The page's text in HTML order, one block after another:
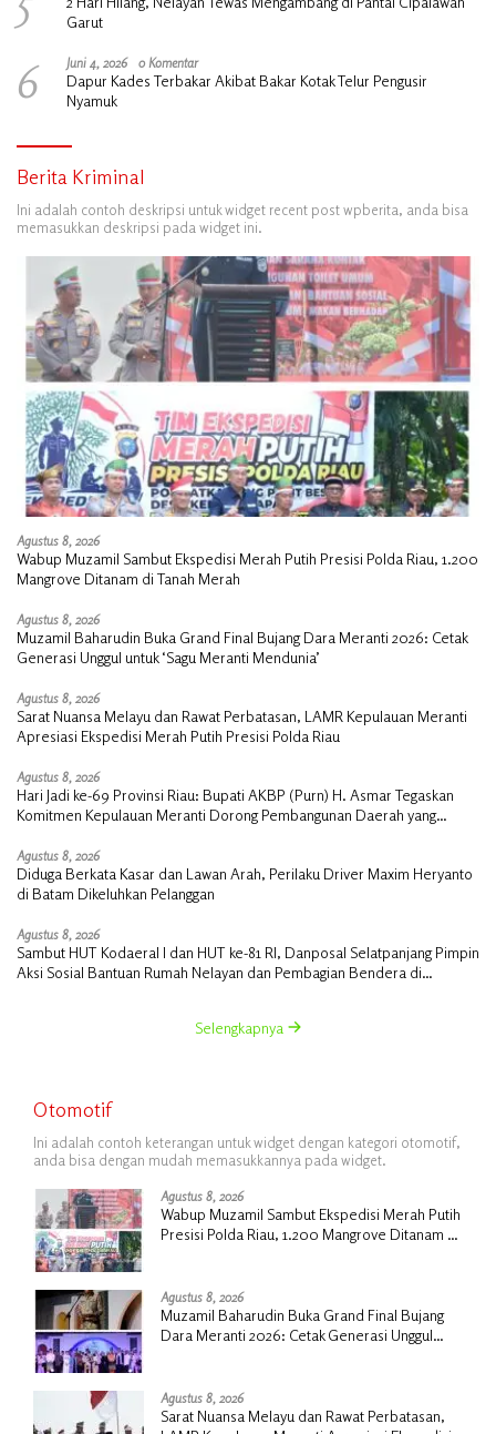
Garut
6 Juni 4, 2026 0 Komentar
Dapur Kades Terbakar Akibat Bakar Kotak Telur Pengusir
Nyamuk
Berita Kriminal
Ini adalah contoh deskripsi untuk widget recent post wpberita, anda bisa
memasukkan deskripsi pada widget ini.
Agustus 8, 2026
Wabup Muzamil Sambut Ekspedisi Merah Putih Presisi Polda Riau, 1.200
Mangrove Ditanam di Tanah Merah
Agustus 8, 2026
Muzamil Baharudin Buka Grand Final Bujang Dara Meranti 2026: Cetak
Generasi Unggul untuk ‘Sagu Meranti Mendunia’
Agustus 8, 2026
Sarat Nuansa Melayu dan Rawat Perbatasan, LAMR Kepulauan Meranti
Apresiasi Ekspedisi Merah Putih Presisi Polda Riau
Agustus 8, 2026
Hari Jadi ke-69 Provinsi Riau: Bupati AKBP (Purn) H. Asmar Tegaskan
Komitmen Kepulauan Meranti Dorong Pembangunan Daerah yang
Agustus 8, 2026
Diduga Berkata Kasar dan Lawan Arah, Perilaku Driver Maxim Heryanto
di Batam Dikeluhkan Pelanggan
Agustus 8, 2026
Sambut HUT Kodaeral I dan HUT ke-81 RI, Danposal Selatpanjang Pimpin
Aksi Sosial Bantuan Rumah Nelayan dan Pembagian Bendera di
Selengkapnya
Otomotif
Ini adalah contoh keterangan untuk widget dengan kategori otomotif,
anda bisa dengan mudah memasukkannya pada widget.
Agustus 8, 2026
Wabup Muzamil Sambut Ekspedisi Merah Putih
Presisi Polda Riau, 1.200 Mangrove Ditanam di
Agustus 8, 2026
Muzamil Baharudin Buka Grand Final Bujang
Dara Meranti 2026: Cetak Generasi Unggul
Agustus 8, 2026
Sarat Nuansa Melayu dan Rawat Perbatasan,